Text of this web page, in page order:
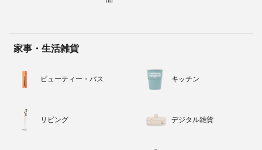
家事・生活雑貨
ビューティー・バス キッチン
リビング デジタル雑貨